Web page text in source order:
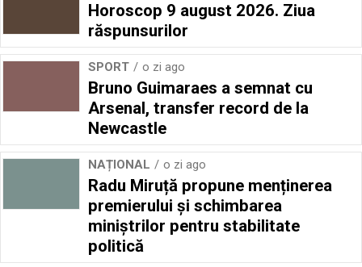
Horoscop 9 august 2026. Ziua
răspunsurilor
SPORT o zi ago
Bruno Guimaraes a semnat cu
Arsenal, transfer record de la
Newcastle
NAȚIONAL o zi ago
Radu Miruță propune menținerea
premierului și schimbarea
miniștrilor pentru stabilitate
politică